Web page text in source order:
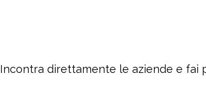
Incontra direttamente le aziende e fai